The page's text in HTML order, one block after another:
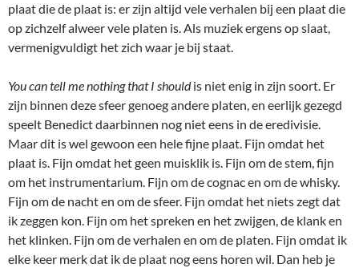
plaat die de plaat is: er zijn altijd vele verhalen bij een plaat die
op zichzelf alweer vele platen is. Als muziek ergens op slaat,
vermenigvuldigt het zich waar je bij staat.
You can tell me nothing that I shouldis niet enig in zijn soort. Er
zijn binnen deze sfeer genoeg andere platen, en eerlijk gezegd
speelt Benedict daarbinnen nog niet eens in de eredivisie.
Maar dit is wel gewoon een hele fijne plaat. Fijn omdat het
plaat is. Fijn omdat het geen muisklik is. Fijn om de stem, fijn
om het instrumentarium. Fijn om de cognac en om de whisky.
Fijn om de nacht en om de sfeer. Fijn omdat het niets zegt dat
ik zeggen kon. Fijn om het spreken en het zwijgen, de klank en
het klinken. Fijn om de verhalen en om de platen. Fijn omdat ik
elke keer merk dat ik de plaat nog eens horen wil. Dan heb je